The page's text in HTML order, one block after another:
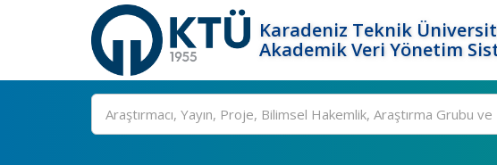
Karadeniz Teknik
Akademik Veri Yönetim
Ara